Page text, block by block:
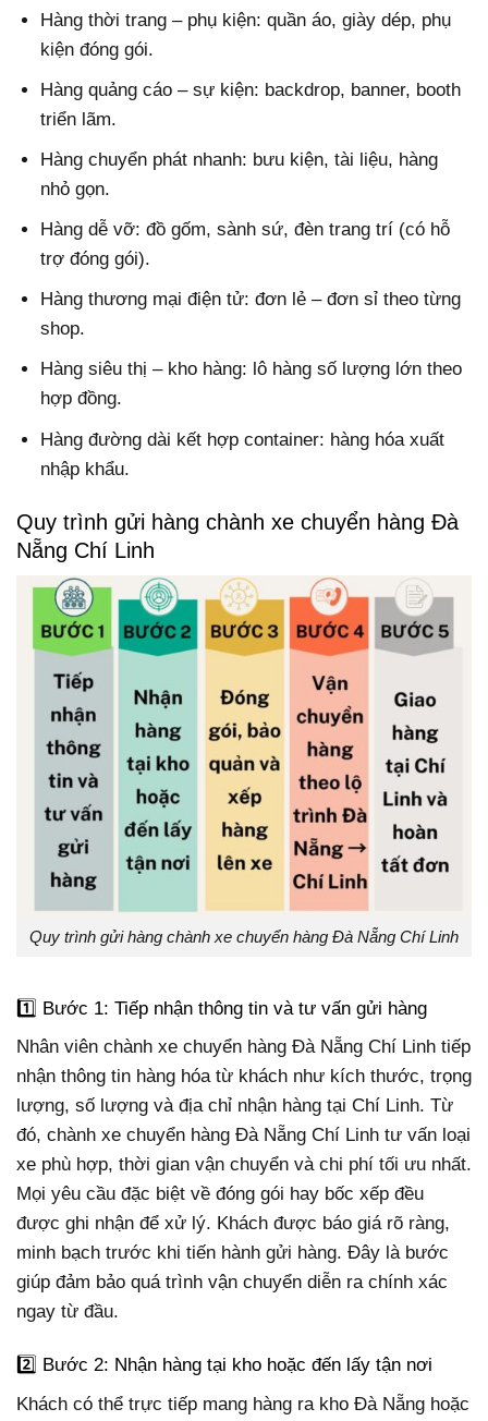
Hàng thời trang – phụ kiện: quần áo, giày dép, phụ
kiện đóng gói.
Hàng quảng cáo – sự kiện: backdrop, banner, booth
triển lãm.
Hàng chuyển phát nhanh: bưu kiện, tài liệu, hàng
nhỏ gọn.
Hàng dễ vỡ: đồ gốm, sành sứ, đèn trang trí (có hỗ
trợ đóng gói).
Hàng thương mại điện tử: đơn lẻ – đơn sỉ theo từng
shop.
Hàng siêu thị – kho hàng: lô hàng số lượng lớn theo
hợp đồng.
Hàng đường dài kết hợp container: hàng hóa xuất
nhập khẩu.
Quy trình gửi hàng chành xe chuyển hàng Đà
Nẵng Chí Linh
Quy trình gửi hàng chành xe chuyển hàng Đà Nẵng Chí Linh
1️⃣ Bước 1: Tiếp nhận thông tin và tư vấn gửi hàng
Nhân viên chành xe chuyển hàng Đà Nẵng Chí Linh tiếp
nhận thông tin hàng hóa từ khách như kích thước, trọng
lượng, số lượng và địa chỉ nhận hàng tại Chí Linh. Từ
đó, chành xe chuyển hàng Đà Nẵng Chí Linh tư vấn loại
xe phù hợp, thời gian vận chuyển và chi phí tối ưu nhất.
Mọi yêu cầu đặc biệt về đóng gói hay bốc xếp đều
được ghi nhận để xử lý. Khách được báo giá rõ ràng,
minh bạch trước khi tiến hành gửi hàng. Đây là bước
giúp đảm bảo quá trình vận chuyển diễn ra chính xác
ngay từ đầu.
2️⃣ Bước 2: Nhận hàng tại kho hoặc đến lấy tận nơi
Khách có thể trực tiếp mang hàng ra kho Đà Nẵng hoặc